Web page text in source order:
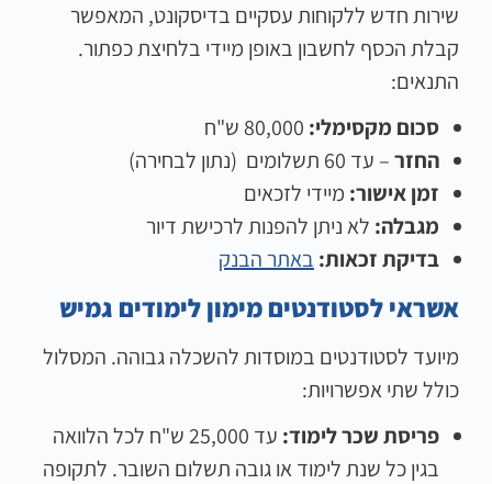
שירות חדש ללקוחות עסקיים בדיסקונט, המאפשר
קבלת הכסף לחשבון באופן מיידי בלחיצת כפתור.
התנאים:
סכום מקסימלי:
החזר– עד 60 תשלומים (נתון לבחירה)
זמן אישור: מיידי לזכאים
מגבלה: לא ניתן להפנות לרכישת דיור
בדיקת זכאות: באתר הבנק
אשראי לסטודנטים מימון לימודים גמיש
מיועד לסטודנטים במוסדות להשכלה גבוהה. המסלול
כולל שתי אפשרויות:
פריסת שכר לימוד:
עד 25,000 ש"ח לכל הלוואה
בגין כל שנת לימוד או גובה תשלום השובר. לתקופה